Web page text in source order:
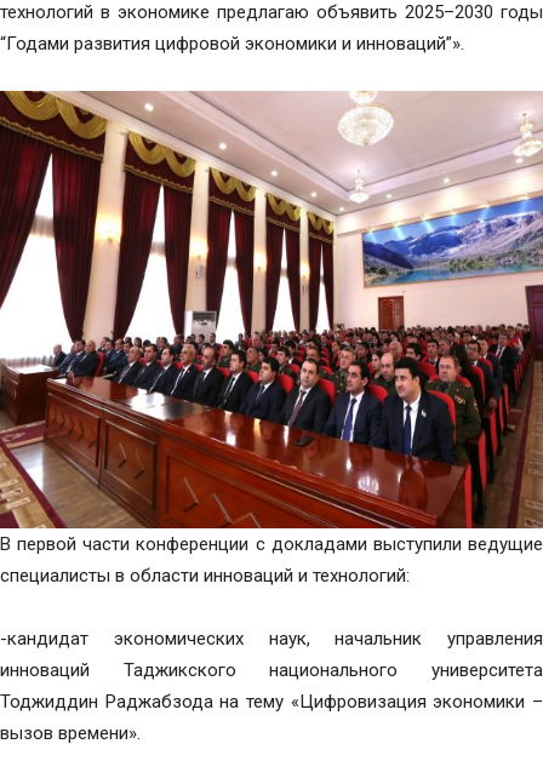
технологий в экономике предлагаю объявить 2025–2030 годы
“Годами развития цифровой экономики и инноваций”».
В первой части конференции с докладами выступили ведущие
специалисты в области инноваций и технологий:
-кандидат экономических наук, начальник управления
инноваций Таджикского национального университета
Тоджиддин Раджабзода на тему «Цифровизация экономики –
вызов времени».